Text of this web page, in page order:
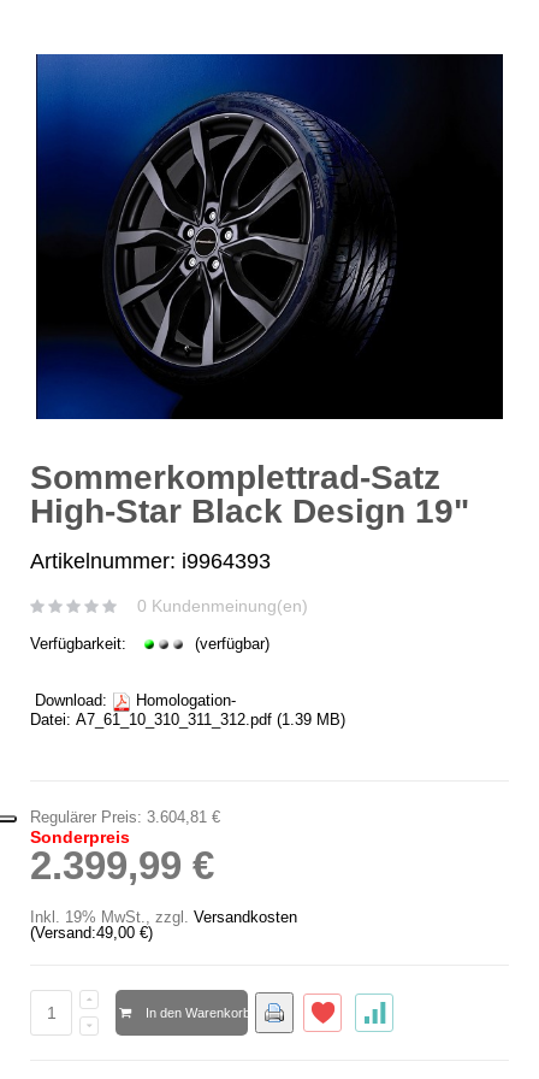
Sommerkomplettrad-Satz
High-Star Black Design 19"
Artikelnummer: i9964393
0 Kundenmeinung(en)
Verfügbarkeit: (verfügbar)
Download:
Homologation-
Datei: A7_61_10_310_311_312.pdf (1.39 MB)
Regulärer Preis: 3.604,81 €
Sonderpreis
2.399,99 €
Inkl. 19% MwSt., zzgl. Versandkosten
(Versand:49,00 €)
In den Warenkorb